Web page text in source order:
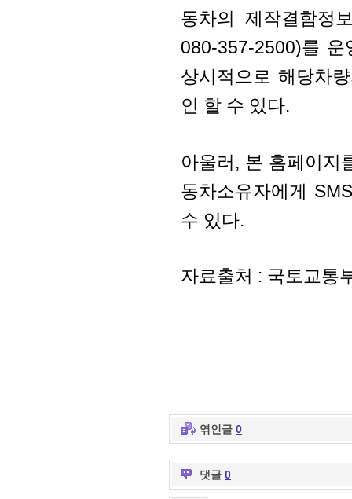
동차의 제작결함정
080-357-2500)를
상시적으로 해당차
인 할 수 있다.
아울러, 본 홈페이지
동차소유자에게
수 있다.
자료출처 : 국토교통
엮인글 0
댓글 0